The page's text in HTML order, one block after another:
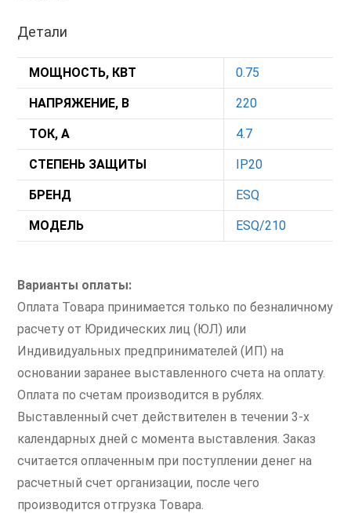
Детали
МОЩНОСТЬ, КВТ 0.75
НАПРЯЖЕНИЕ, В 220
ТОК, А 4.7
СТЕПЕНЬ ЗАЩИТЫ IP20
БРЕНД ESQ
МОДЕЛЬ ESQ/210
Варианты оплаты:
Оплата Товара принимается только по безналичному
расчету от Юридических лиц (ЮЛ) или
Индивидуальных предпринимателей (ИП) на
основании заранее выставленного счета на оплату.
Оплата по счетам производится в рублях.
Выставленный счет действителен в течении 3-х
календарных дней с момента выставления. Заказ
считается оплаченным при поступлении денег на
расчетный счет организации, после чего
производится отгрузка Товара.